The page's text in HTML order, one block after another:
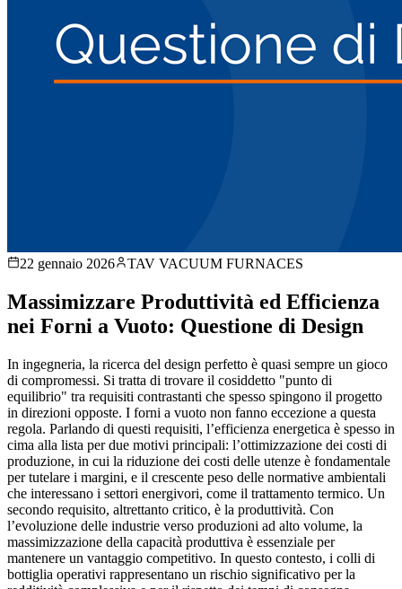
22 gennaio 2026 TAV VACUUM FURNACES
Massimizzare Produttività ed Efficienza
nei Forni a Vuoto: Questione di Design
In ingegneria, la ricerca del design perfetto è quasi sempre un gioco
di compromessi. Si tratta di trovare il cosiddetto "punto di
equilibrio" tra requisiti contrastanti che spesso spingono il progetto
in direzioni opposte. I forni a vuoto non fanno eccezione a questa
regola. Parlando di questi requisiti, l’efficienza energetica è spesso in
cima alla lista per due motivi principali: l’ottimizzazione dei costi di
produzione, in cui la riduzione dei costi delle utenze è fondamentale
per tutelare i margini, e il crescente peso delle normative ambientali
che interessano i settori energivori, come il trattamento termico. Un
secondo requisito, altrettanto critico, è la produttività. Con
l’evoluzione delle industrie verso produzioni ad alto volume, la
massimizzazione della capacità produttiva è essenziale per
mantenere un vantaggio competitivo. In questo contesto, i colli di
bottiglia operativi rappresentano un rischio significativo per la